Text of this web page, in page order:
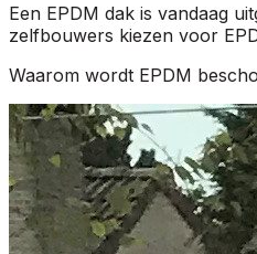
Een EPDM dak is vandaag
zelfbouwers kiezen voor
Waarom wordt EPDM